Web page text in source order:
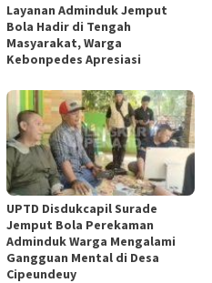
Layanan Adminduk Jemput
Bola Hadir di Tengah
Masyarakat, Warga
Kebonpedes Apresiasi
UPTD Disdukcapil Surade
Jemput Bola Perekaman
Adminduk Warga Mengalami
Gangguan Mental di Desa
Cipeundeuy